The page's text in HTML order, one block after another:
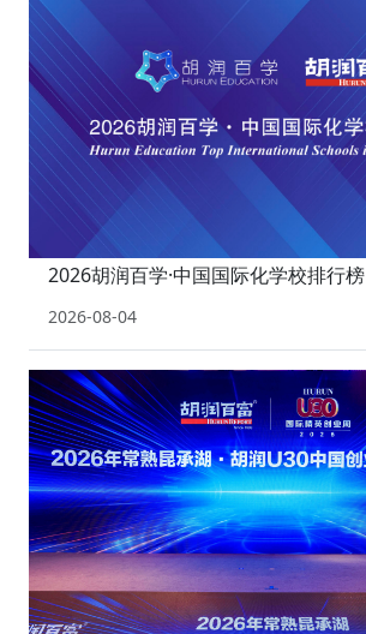
2026胡润百学·中国国际化学校排行榜
2026-08-04